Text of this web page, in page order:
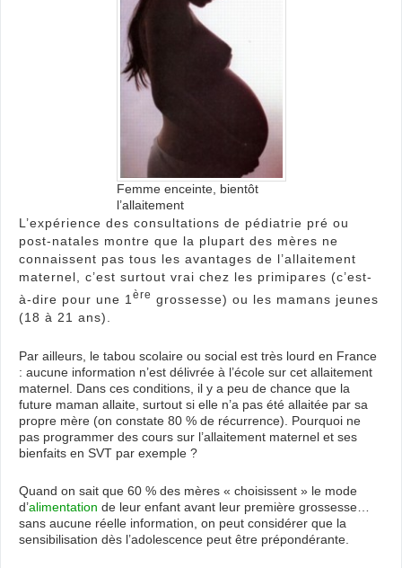
Femme enceinte, bientôt
l’allaitement
L’expérience des consultations de pédiatrie pré ou
post-natales montre que la plupart des mères ne
connaissent pas tous les avantages de l’allaitement
maternel, c’est surtout vrai chez les primipares (c’est-
à-dire pour une 1 ère grossesse) ou les mamans jeunes
(18 à 21 ans).
Par ailleurs, le tabou scolaire ou social est très lourd en France
: aucune information n’est délivrée à l’école sur cet allaitement
maternel. Dans ces conditions, il y a peu de chance que la
future maman allaite, surtout si elle n’a pas été allaitée par sa
propre mère (on constate 80 % de récurrence). Pourquoi ne
pas programmer des cours sur l’allaitement maternel et ses
bienfaits en SVT par exemple ?
Quand on sait que 60 % des mères « choisissent » le mode
d’alimentation de leur enfant avant leur première grossesse…
sans aucune réelle information, on peut considérer que la
sensibilisation dès l’adolescence peut être prépondérante.